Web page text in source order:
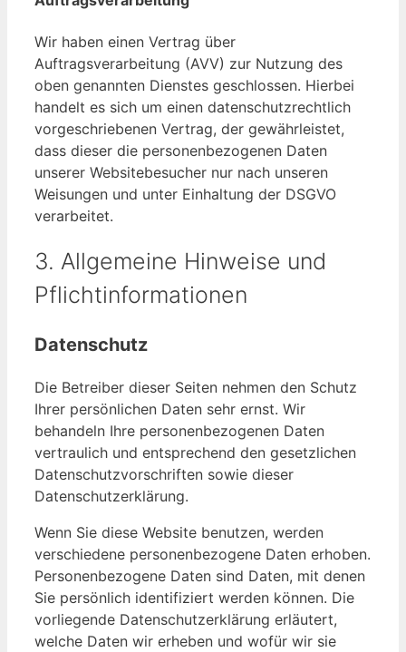
Wir haben einen Vertrag über
Auftragsverarbeitung (AVV) zur Nutzung des
oben genannten Dienstes geschlossen. Hierbei
handelt es sich um einen datenschutzrechtlich
vorgeschriebenen Vertrag, der gewährleistet,
dass dieser die personenbezogenen Daten
unserer Websitebesucher nur nach unseren
Weisungen und unter Einhaltung der DSGVO
verarbeitet.
3. Allgemeine Hinweise und
Pflicht­informationen
Datenschutz
Die Betreiber dieser Seiten nehmen den Schutz
Ihrer persönlichen Daten sehr ernst. Wir
behandeln Ihre personenbezogenen Daten
vertraulich und entsprechend den gesetzlichen
Datenschutzvorschriften sowie dieser
Datenschutzerklärung.
Wenn Sie diese Website benutzen, werden
verschiedene personenbezogene Daten erhoben.
Personenbezogene Daten sind Daten, mit denen
Sie persönlich identifiziert werden können. Die
vorliegende Datenschutzerklärung erläutert,
welche Daten wir erheben und wofür wir sie